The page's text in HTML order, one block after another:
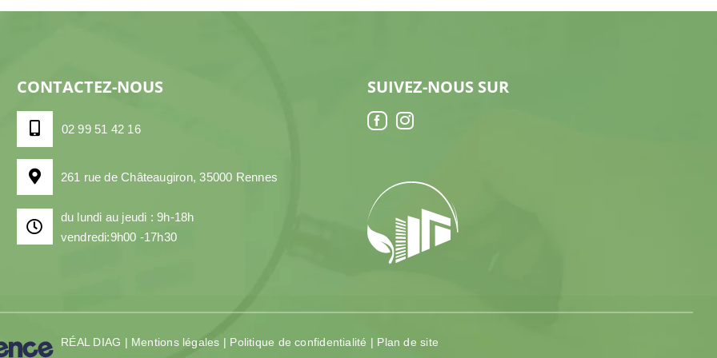
CONTACTEZ-NOUS
02 99 51 42 16
261 rue de Châteaugiron, 35000 Rennes
du lundi au jeudi : 9h-18h
vendredi:9h00 -17h30
SUIVEZ-NOUS SUR
RÉAL DIAG | Mentions légales | Politique de confidentialité | Plan de site